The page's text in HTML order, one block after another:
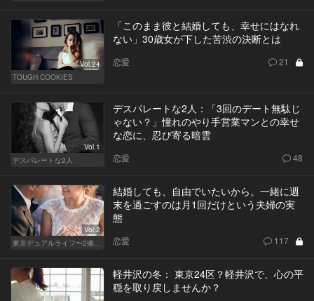
Vol.24
TOUGH COOKIES
「このまま彼と結婚しても、幸せにはなれ
ない」30歳女が下した苦渋の決断とは
恋愛 21
Vol.1
デスパレートな2人
デスパレートな2人：「3回のデート無駄じ
ゃない？」憧れのやり手営業マンとの幸せ
な恋に、忍び寄る暗雲
恋愛 48
Vol.2
東京デュアルライフ〜2拠点目を選ぶ大人の事情〜
結婚しても、自由でいたいから。一緒に週
末を過ごすのは月1回だけという夫婦の実
態
恋愛 117
軽井沢の冬： 東京24区？軽井沢で、心の平
穏を取り戻しませんか？